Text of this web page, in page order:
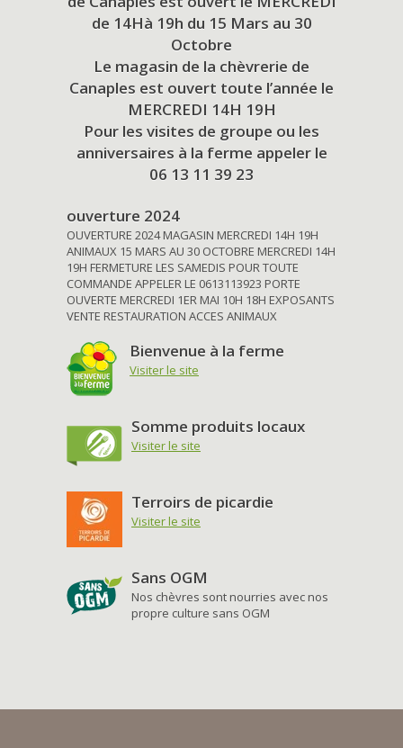
de 14Hà 19h du 15 Mars au 30
Octobre
Le magasin de la chèvrerie de
Canaples est ouvert toute l’année le
MERCREDI 14H 19H
Pour les visites de groupe ou les
anniversaires à la ferme appeler le
06 13 11 39 23
ouverture 2024
OUVERTURE 2024 MAGASIN MERCREDI 14H 19H
ANIMAUX 15 MARS AU 30 OCTOBRE MERCREDI 14H
19H FERMETURE LES SAMEDIS POUR TOUTE
COMMANDE APPELER LE 0613113923 PORTE
OUVERTE MERCREDI 1ER MAI 10H 18H EXPOSANTS
VENTE RESTAURATION ACCES ANIMAUX
Bienvenue à la ferme
Visiter le site
Somme produits locaux
Visiter le site
Terroirs de picardie
Visiter le site
Sans OGM
Nos chèvres sont nourries avec nos
propre culture sans OGM